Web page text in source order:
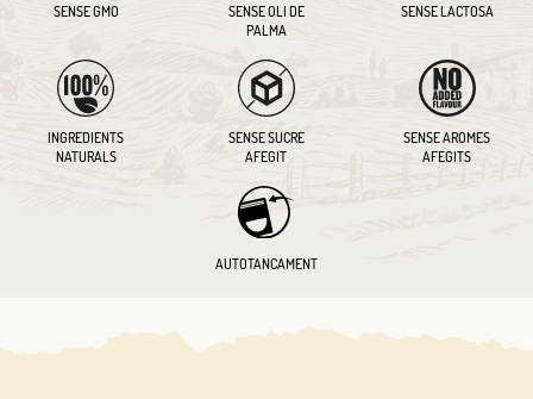
SENSE GMO
SENSE OLI DE
PALMA
SENSE LACTOSA
INGREDIENTS
NATURALS
SENSE SUCRE
AFEGIT
SENSE AROMES
AFEGITS
AUTOTANCAMENT